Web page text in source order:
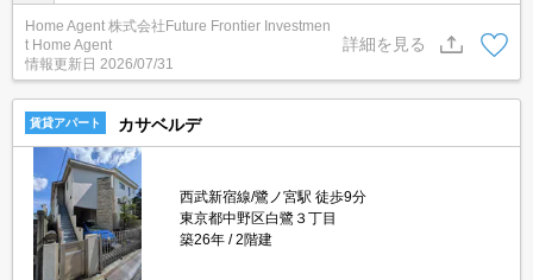
ご相談からお申し込みまで無料。安心してご来店下さい。西武新宿
線・鷺ノ宮駅より徒歩6分。南向きで日当たり良好！バストイレ
別、独立洗面台、温水洗浄便座、2口コンロ、エアコン、収納スペ
ース、室内洗濯機置き場など快適に暮らせる設備が充実。宅配ボッ
クス完備！
Home Agent 株式会社Future Frontier Investmen
t Home Agent
情報更新日 2026/07/31
詳細を見る
賃貸アパート カサベルデ
西武新宿線/鷺ノ宮駅 徒歩9分
東京都中野区白鷺３丁目
築26年
2階建